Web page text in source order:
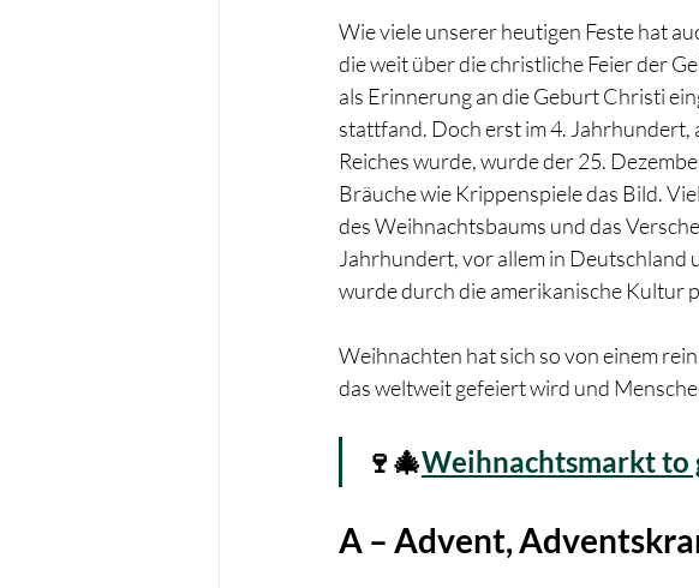
Wie viele unserer heutigen Feste hat
die weit über die christliche Feier der
als Erinnerung an die Geburt Christi
stattfand. Doch erst im 4. Jahrhundert,
Reiches wurde, wurde der 25.
Bräuche wie Krippenspiele das Bild.
des Weihnachtsbaums und das
Jahrhundert, vor allem in
wurde durch die amerikanische Kultur
Weihnachten hat sich so von einem
das weltweit gefeiert wird und
🍷🎄Weihnachtsmarkt to
A – Advent,